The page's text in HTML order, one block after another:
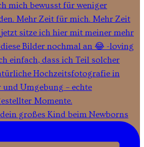
großes Kind beim Newborns